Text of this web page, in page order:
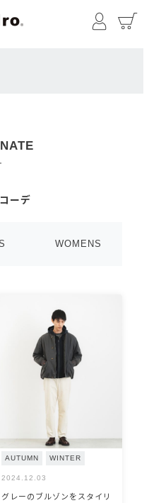
マイペ
ーデ
WOMENS
AUTUMN WINTER
2024.12.03
グレーのブルゾンをスタイリ